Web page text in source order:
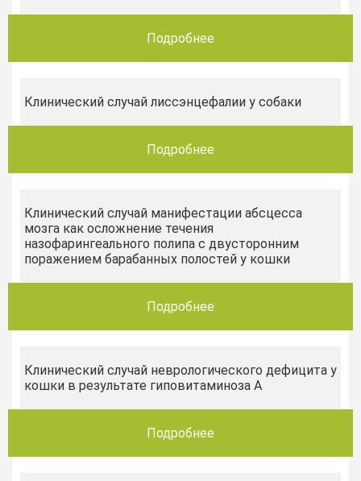
Подробнее
Клинический случай лиссэнцефалии у собаки
Подробнее
Клинический случай манифестации абсцесса
мозга как осложнение течения
назофарингеального полипа с двусторонним
поражением барабанных полостей у кошки
Подробнее
Клинический случай неврологического дефицита у
кошки в результате гиповитаминоза А
Подробнее